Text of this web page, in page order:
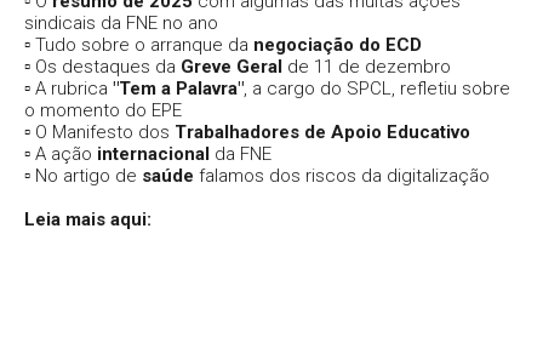
sindicais da FNE no ano
▫️ Tudo sobre o arranque da negociação do ECD
▫️ Os destaques da Greve Geral de 11 de dezembro
▫️ A rubrica "Tem a Palavra", a cargo do SPCL, refletiu sobre
o momento do EPE
▫️ O Manifesto dos Trabalhadores de Apoio Educativo
▫️ A ação internacional da FNE
▫️ No artigo de saúde falamos dos riscos da digitalização
Leia mais aqui: